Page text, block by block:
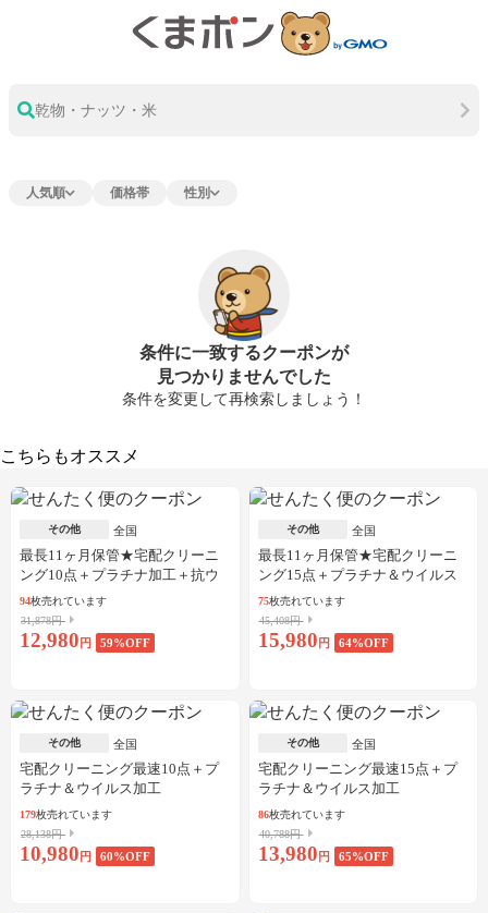
乾物・ナッツ・米
人気順 価格帯 性別
条件に一致するクーポンが
見つかりませんでした
条件を変更して再検索しましょう！
こちらもオススメ
その他 全国
最長11ヶ月保管★宅配クリーニ
ング10点＋プラチナ加工＋抗ウ
イルス加工
94枚売れています
31,878円
12,980 円 59%OFF
その他 全国
最長11ヶ月保管★宅配クリーニ
ング15点＋プラチナ＆ウイルス
加工
75枚売れています
45,408円
15,980 円 64%OFF
その他 全国
宅配クリーニング最速10点＋プ
ラチナ＆ウイルス加工
179枚売れています
28,138円
10,980 円 60%OFF
その他 全国
宅配クリーニング最速15点＋プ
ラチナ＆ウイルス加工
86枚売れています
40,788円
13,980 円 65%OFF